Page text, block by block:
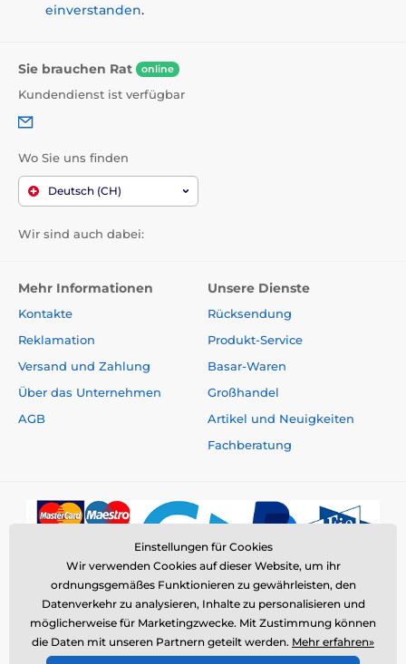
einverstanden.
Sie brauchen Rat online
Kundendienst ist verfügbar
Wo Sie uns finden
Deutsch (CH)
Wir sind auch dabei:
Mehr Informationen
Kontakte
Reklamation
Versand und Zahlung
Über das Unternehmen
AGB
Unsere Dienste
Rücksendung
Produkt-Service
Basar-Waren
Großhandel
Artikel und Neuigkeiten
Fachberatung
© 2026 www.elektro-halsbander.ch ⦁ E-Shop erstellt von
Einstellungen für Cookies
Wir verwenden Cookies auf dieser Website, um ihr
ordnungsgemäßes Funktionieren zu gewährleisten, den
Datenverkehr zu analysieren, Inhalte zu personalisieren und
möglicherweise für Marketingzwecke. Mit Zustimmung können
die Daten mit unseren Partnern geteilt werden. Mehr erfahren»